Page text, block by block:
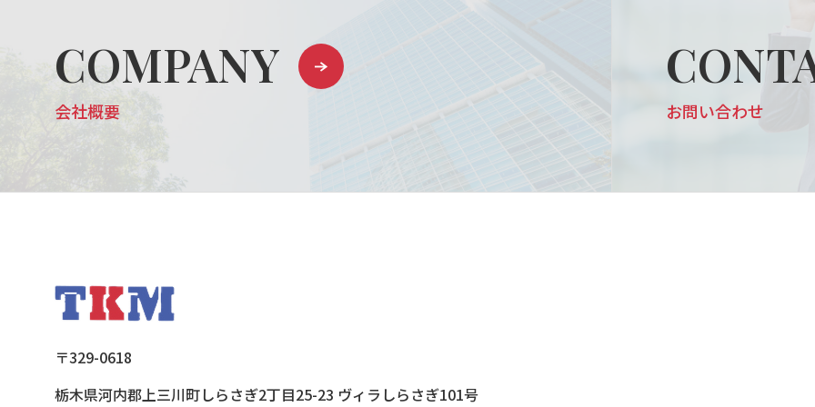
COMPANY
会社概要 お問い合わせ
〒329-0618
栃木県河内郡上三川町しらさぎ2丁目25-23 ヴィラしらさぎ101号